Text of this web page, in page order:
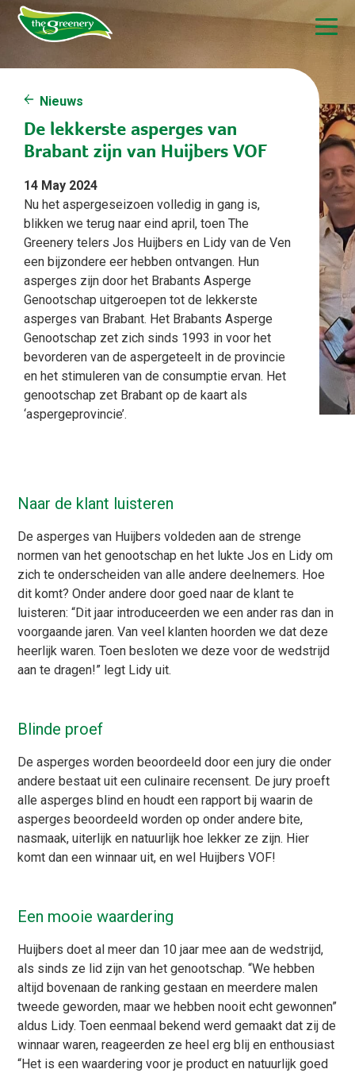
Nieuws
De lekkerste asperges van
Brabant zijn van Huijbers VOF
14 May 2024
Nu het aspergeseizoen volledig in gang is,
blikken we terug naar eind april, toen The
Greenery telers Jos Huijbers en Lidy van de Ven
een bijzondere eer hebben ontvangen. Hun
asperges zijn door het Brabants Asperge
Genootschap uitgeroepen tot de lekkerste
asperges van Brabant. Het Brabants Asperge
Genootschap zet zich sinds 1993 in voor het
bevorderen van de aspergeteelt in de provincie
en het stimuleren van de consumptie ervan. Het
genootschap zet Brabant op de kaart als
‘aspergeprovincie’.
Naar de klant luisteren
De asperges van Huijbers voldeden aan de strenge
normen van het genootschap en het lukte Jos en Lidy om
zich te onderscheiden van alle andere deelnemers. Hoe
dit komt? Onder andere door goed naar de klant te
luisteren: “Dit jaar introduceerden we een ander ras dan in
voorgaande jaren. Van veel klanten hoorden we dat deze
heerlijk waren. Toen besloten we deze voor de wedstrijd
aan te dragen!” legt Lidy uit.
Blinde proef
De asperges worden beoordeeld door een jury die onder
andere bestaat uit een culinaire recensent. De jury proeft
alle asperges blind en houdt een rapport bij waarin de
asperges beoordeeld worden op onder andere bite,
nasmaak, uiterlijk en natuurlijk hoe lekker ze zijn. Hier
komt dan een winnaar uit, en wel Huijbers VOF!
Een mooie waardering
Huijbers doet al meer dan 10 jaar mee aan de wedstrijd,
als sinds ze lid zijn van het genootschap. “We hebben
altijd bovenaan de ranking gestaan en meerdere malen
tweede geworden, maar we hebben nooit echt gewonnen”
aldus Lidy. Toen eenmaal bekend werd gemaakt dat zij de
winnaar waren, reageerden ze heel erg blij en enthousiast
“Het is een waardering voor je product en natuurlijk goed